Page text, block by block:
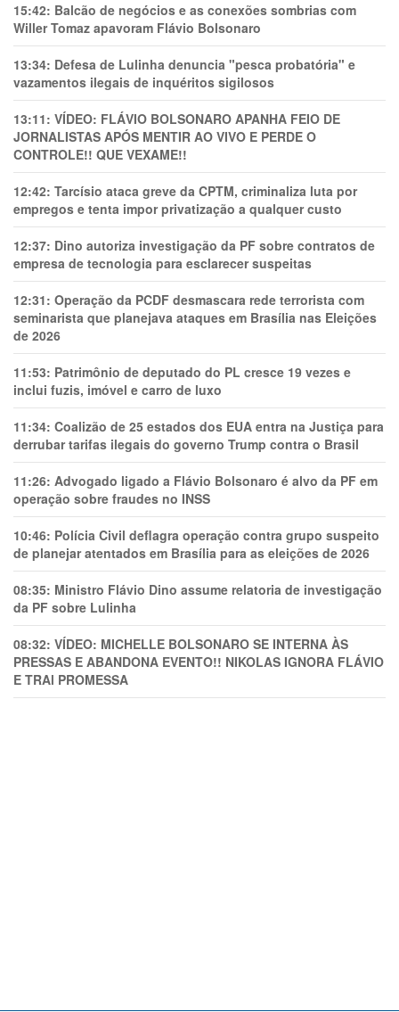
15:42: Balcão de negócios e as conexões sombrias com
Willer Tomaz apavoram Flávio Bolsonaro
13:34: Defesa de Lulinha denuncia "pesca probatória" e
vazamentos ilegais de inquéritos sigilosos
13:11: VÍDEO: FLÁVIO BOLSONARO APANHA FEIO DE
JORNALISTAS APÓS MENTIR AO VIVO E PERDE O
CONTROLE!! QUE VEXAME!!
12:42: Tarcísio ataca greve da CPTM, criminaliza luta por
empregos e tenta impor privatização a qualquer custo
12:37: Dino autoriza investigação da PF sobre contratos de
empresa de tecnologia para esclarecer suspeitas
12:31: Operação da PCDF desmascara rede terrorista com
seminarista que planejava ataques em Brasília nas Eleições
de 2026
11:53: Patrimônio de deputado do PL cresce 19 vezes e
inclui fuzis, imóvel e carro de luxo
11:34: Coalizão de 25 estados dos EUA entra na Justiça para
derrubar tarifas ilegais do governo Trump contra o Brasil
11:26: Advogado ligado a Flávio Bolsonaro é alvo da PF em
operação sobre fraudes no INSS
10:46: Polícia Civil deflagra operação contra grupo suspeito
de planejar atentados em Brasília para as eleições de 2026
08:35: Ministro Flávio Dino assume relatoria de investigação
da PF sobre Lulinha
08:32: VÍDEO: MICHELLE BOLSONARO SE INTERNA ÀS
PRESSAS E ABANDONA EVENTO!! NIKOLAS IGNORA FLÁVIO
E TRAl PROMESSA